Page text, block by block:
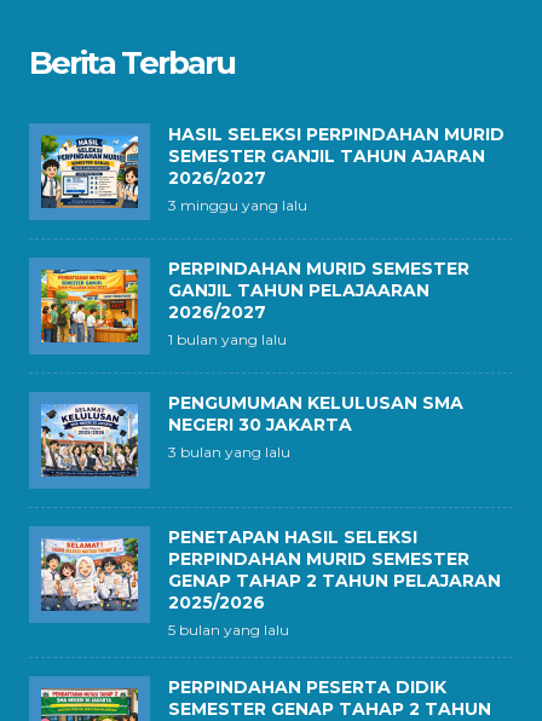
Berita Terbaru
HASIL SELEKSI PERPINDAHAN MURID
SEMESTER GANJIL TAHUN AJARAN
2026/2027
3 minggu yang lalu
PERPINDAHAN MURID SEMESTER
GANJIL TAHUN PELAJAARAN
2026/2027
1 bulan yang lalu
PENGUMUMAN KELULUSAN SMA
NEGERI 30 JAKARTA
3 bulan yang lalu
PENETAPAN HASIL SELEKSI
PERPINDAHAN MURID SEMESTER
GENAP TAHAP 2 TAHUN PELAJARAN
2025/2026
5 bulan yang lalu
PERPINDAHAN PESERTA DIDIK
SEMESTER GENAP TAHAP 2 TAHUN